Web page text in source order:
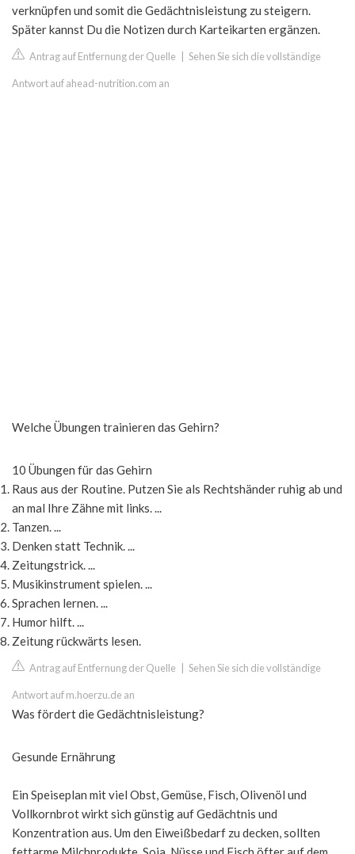
verknüpfen und somit die Gedächtnisleistung zu steigern.
Später kannst Du die Notizen durch Karteikarten ergänzen.
Antrag auf Entfernung der Quelle Sehen Sie sich die vollständige
Antwort auf ahead-nutrition.com an
Welche Übungen trainieren das Gehirn?
10 Übungen für das Gehirn
Raus aus der Routine. Putzen Sie als Rechtshänder ruhig ab und
an mal Ihre Zähne mit links. ...
Tanzen. ...
Denken statt Technik. ...
Zeitungstrick. ...
Musikinstrument spielen. ...
Sprachen lernen. ...
Humor hilft. ...
Zeitung rückwärts lesen.
Antrag auf Entfernung der Quelle Sehen Sie sich die vollständige
Antwort auf m.hoerzu.de an
Was fördert die Gedächtnisleistung?
Gesunde Ernährung
Ein Speiseplan mit viel Obst, Gemüse, Fisch, Olivenöl und
Vollkornbrot wirkt sich günstig auf Gedächtnis und
Konzentration aus. Um den Eiweißbedarf zu decken, sollten